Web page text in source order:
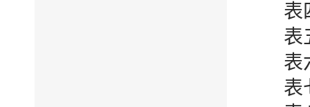
表
表
表
表